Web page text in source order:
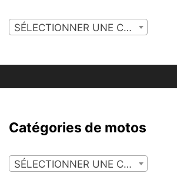
SÉLECTIONNER UNE CATÉGORIE
Catégories de motos
SÉLECTIONNER UNE CATÉGORIE